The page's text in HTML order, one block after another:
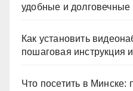
удобные и
Как установить
пошаговая инструкция
Что посетить в Минске: